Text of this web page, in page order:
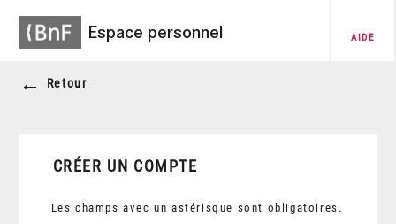
Espace personnel AIDE
Retour
CRÉER UN COMPTE
Les champs avec un astérisque sont obligatoires.